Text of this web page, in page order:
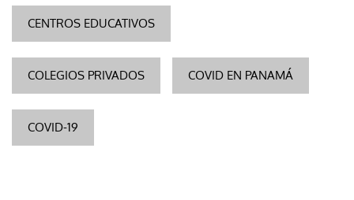
CENTROS EDUCATIVOS
COLEGIOS PRIVADOS COVID EN PANAMÁ
COVID-19